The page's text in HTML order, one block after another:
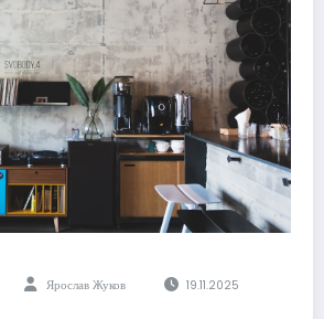
Ярослав Жуков 19.11.2025